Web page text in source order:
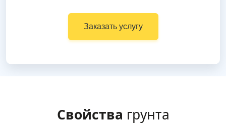
Заказать услугу
Свойства грунта